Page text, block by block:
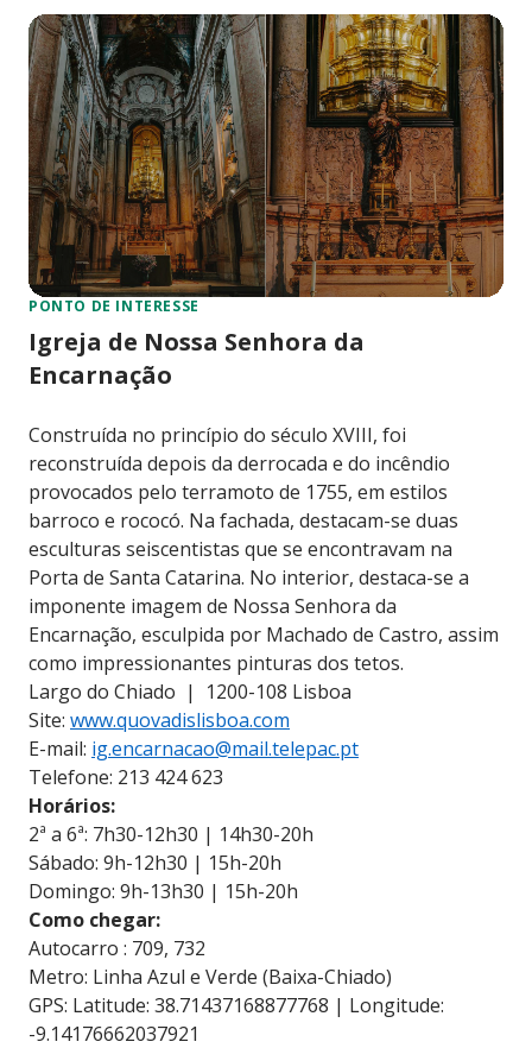
PONTO DE INTERESSE
Igreja de Nossa Senhora da
Encarnação
Construída no princípio do século XVIII, foi
reconstruída depois da derrocada e do incêndio
provocados pelo terramoto de 1755, em estilos
barroco e rococó. Na fachada, destacam-se duas
esculturas seiscentistas que se encontravam na
Porta de Santa Catarina. No interior, destaca-se a
imponente imagem de Nossa Senhora da
Encarnação, esculpida por Machado de Castro, assim
como impressionantes pinturas dos tetos.
Largo do Chiado | 1200-108 Lisboa
Site: www.quovadislisboa.com
E-mail: ig.encarnacao@mail.telepac.pt
Telefone: 213 424 623
Horários:
2ª a 6ª: 7h30-12h30 | 14h30-20h
Sábado: 9h-12h30 | 15h-20h
Domingo: 9h-13h30 | 15h-20h
Como chegar:
Autocarro : 709, 732
Metro: Linha Azul e Verde (Baixa-Chiado)
GPS: Latitude: 38.71437168877768 | Longitude:
-9.14176662037921